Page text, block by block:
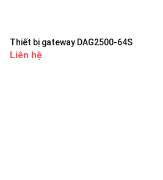
Thiết bị gateway DAG2500-64S
Liên hệ